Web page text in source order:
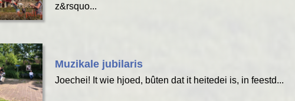
z&rsquo...
Muzikale jubilaris
Joechei! It wie hjoed, bûten dat it heitedei is, in feestd...